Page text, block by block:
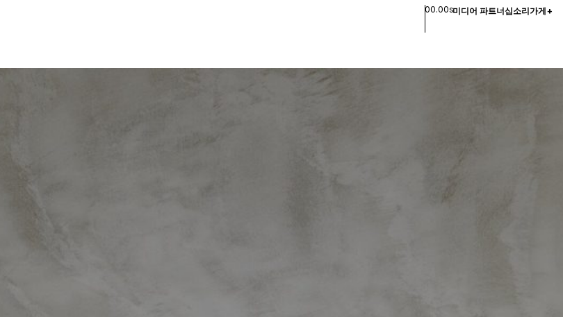
00.00s미디어 파트너십소리가게+